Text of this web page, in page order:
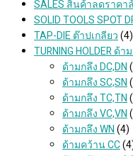
SALES สินค้าลดราคา
SOLID TOOLS SPOT
TAP-DIE ต๊าปเกลียว(4)
TURNING HOLDER ด้
ด้ามกลึง DC,DN
ด้ามกลึง SC,SN
ด้ามกลึง TC,TN
ด้ามกลึง VC,VN
ด้ามกลึง WN(4)
ด้ามคว้าน CC